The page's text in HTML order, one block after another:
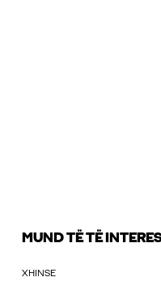
MUND TË TË
XHINSE